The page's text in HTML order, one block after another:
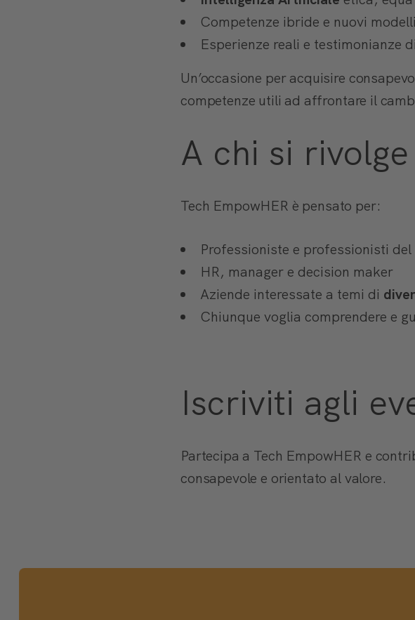
Competenze ibride e nuovi
Esperienze reali e testimonianze
Un’occasione per acquisire
competenze utili ad affrontare il
A chi si rivolge
Tech EmpowHER è pensato per:
Professioniste e professionisti
HR, manager e decision maker
Aziende interessate a temi di
Chiunque voglia comprendere e
Iscriviti agli
Partecipa a Tech EmpowHER e
consapevole e orientato al valore.